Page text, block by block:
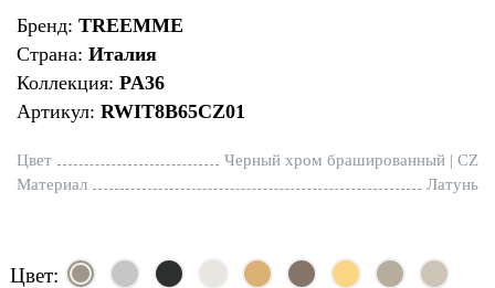
Бренд: TREEMME
Страна: Италия
Коллекция: PA36
Артикул: RWIT8B65CZ01
Цвет
Черный хром брашированный | CZ
Материал
Латунь
Цвет: